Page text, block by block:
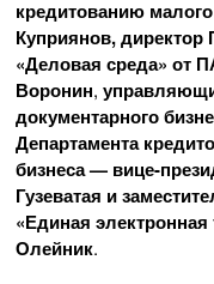
кредитованию
Куприянов,
«Деловая среда» от
Воронин,
документарного
Департамента
бизнеса — вице-
Гузеватая и
«Единая
Олейник.